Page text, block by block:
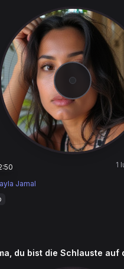
1
Jamal